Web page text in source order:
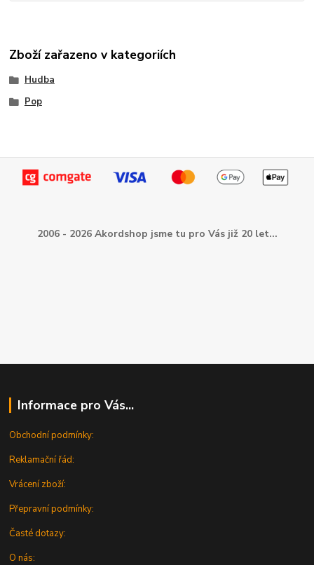
Zboží zařazeno v kategoriích
Hudba
Pop
2006 - 2026 Akordshop jsme tu pro Vás již 20 let...
Informace pro Vás...
Obchodní podmínky:
Reklamační řád:
Vrácení zboží:
Přepravní podmínky:
Časté dotazy:
O nás: